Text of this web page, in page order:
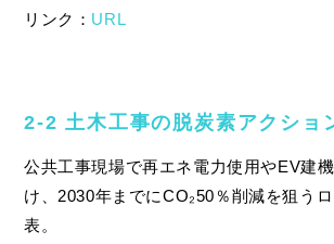
リンク： URL
2‑2 土木工事の脱炭素アクショ
公共工事現場で再エネ電力使用やEV建
け、2030年までにCO₂50％削減を狙う
表。